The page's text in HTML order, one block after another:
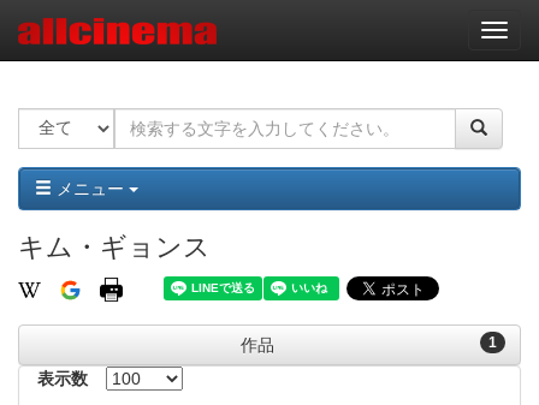
ナ
ビ
ー
ョ
ン
メニュー
キム・ギョンス
1
作品
表示数